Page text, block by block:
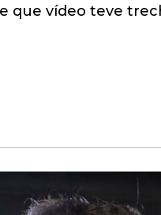
que vídeo teve